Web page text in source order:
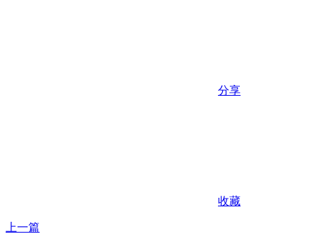
分享
收藏
上一篇